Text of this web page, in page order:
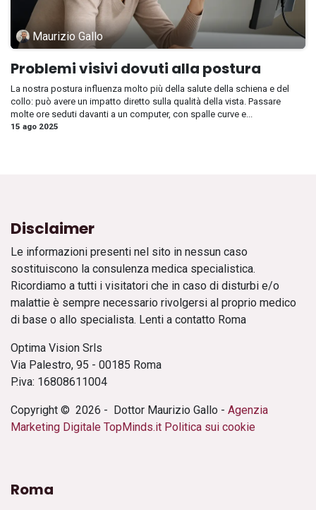
Maurizio Gallo
Problemi visivi dovuti alla postura
La nostra postura influenza molto più della salute della schiena e del
collo: può avere un impatto diretto sulla qualità della vista. Passare
molte ore seduti davanti a un computer, con spalle curve e...
15 ago 2025
Disclaimer
Le informazioni presenti nel sito in nessun caso
sostituiscono la consulenza medica specialistica.
Ricordiamo a tutti i visitatori che in caso di disturbi e/o
malattie è sempre necessario rivolgersi al proprio medico
di base o allo specialista. Lenti a contatto Roma
Optima Vision Srls
Via Palestro, 95 - 00185 Roma
P.iva: 16808611004
Copyright © 2026 - Dottor Maurizio Gallo - Agenzia
Marketing Digitale TopMinds.it Politica sui cookie
Roma